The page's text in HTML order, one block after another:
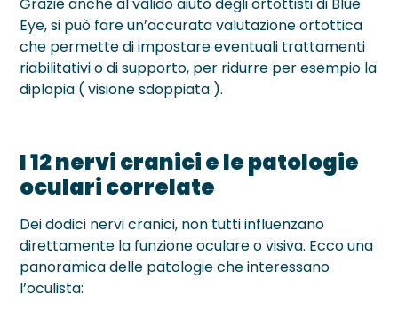
Eye, si può fare un’accurata valutazione ortottica
che permette di impostare eventuali trattamenti
riabilitativi o di supporto, per ridurre per esempio la
diplopia ( visione sdoppiata ).
I 12 nervi cranici e le patologie
oculari correlate
Dei dodici nervi cranici, non tutti influenzano
direttamente la funzione oculare o visiva. Ecco una
panoramica delle patologie che interessano
l’oculista: